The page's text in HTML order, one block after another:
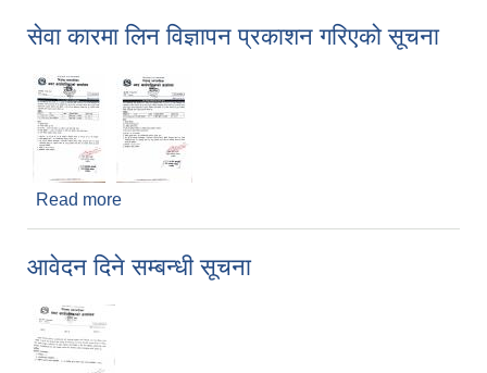
सेवा कारमा लिन विज्ञापन प्रकाशन गरिएको सूचना
Read more
आवेदन दिने सम्बन्धी सूचना